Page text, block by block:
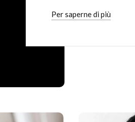
Per saperne di più